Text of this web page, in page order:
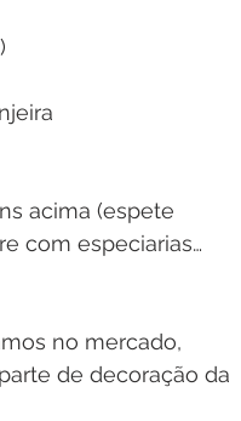
acima (espete
com especiarias…
no mercado,
de decoração da